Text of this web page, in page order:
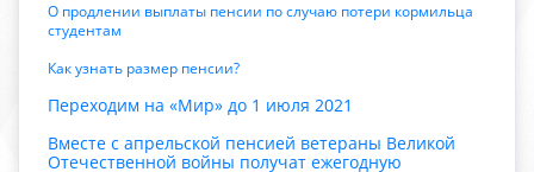
О продлении выплаты пенсии по случаю потери кормильца
студентам
Как узнать размер пенсии?
Переходим на «Мир» до 1 июля 2021
Вместе с апрельской пенсией ветераны Великой
Отечественной войны получат ежегодную